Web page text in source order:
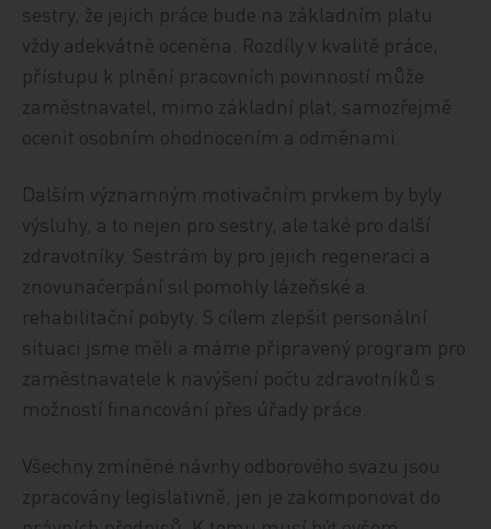
sestry, že jejich práce bude na základním platu
vždy adekvátně oceněna. Rozdíly v kvalitě práce,
přístupu k plnění pracovních povinností může
zaměstnavatel, mimo základní plat, samozřejmě
ocenit osobním ohodnocením a odměnami.
Dalším významným motivačním prvkem by byly
výsluhy, a to nejen pro sestry, ale také pro další
zdravotníky. Sestrám by pro jejich regeneraci a
znovunačerpání sil pomohly lázeňské a
rehabilitační pobyty. S cílem zlepšit personální
situaci jsme měli a máme připravený program pro
zaměstnavatele k navýšení počtu zdravotníků s
možností financování přes úřady práce.
Všechny zmíněné návrhy odborového svazu jsou
zpracovány legislativně, jen je zakomponovat do